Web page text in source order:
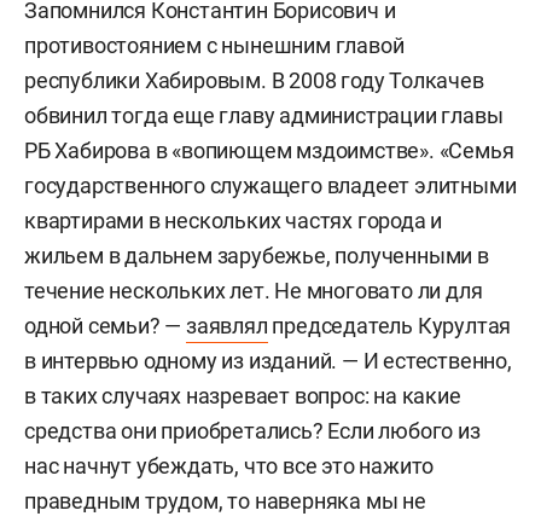
Запомнился Константин Борисович и
противостоянием с нынешним главой
республики Хабировым. В 2008 году Толкачев
обвинил тогда еще главу администрации главы
РБ Хабирова в «вопиющем мздоимстве». «Семья
государственного служащего владеет элитными
квартирами в нескольких частях города и
жильем в дальнем зарубежье, полученными в
течение нескольких лет. Не многовато ли для
одной семьи? —заявлял председатель Курултая
в интервью одному из изданий. — И естественно,
в таких случаях назревает вопрос: на какие
средства они приобретались? Если любого из
нас начнут убеждать, что все это нажито
праведным трудом, то наверняка мы не